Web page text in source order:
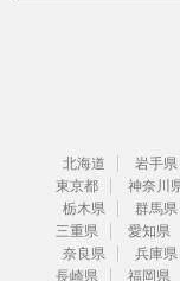
北海道 岩手県
東京都
神奈川
栃木県
群馬県
三重県
愛知県
奈良県
兵庫県
長崎県
福岡県